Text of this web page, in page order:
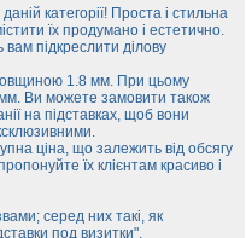
категорії! Проста і стильна
їх продумано і естетично.
вам підкреслити ділову
1.8 мм. При цьому
Ви можете замовити також
на підставках, щоб вони
ціна, що залежить від обсягу
їх клієнтам красиво і
серед них такі, як
под визитки".